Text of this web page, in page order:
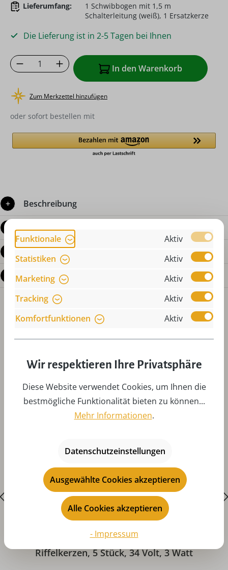
Lieferumfang:
1 Schwibbogen mit 1,5 m
Schalterleitung (weiß), 1 Ersatzkerze
Die Lieferung ist in 2-5 Tagen bei Ihnen
Produkt Anzahl: Gib den gewünschten
In den Warenkorb
Zum Merkzettel hinzufügen
oder sofort bestellen mit
Beschreibung
Produktdetails
Bewertungen
Fragen zum Produkt
Riffelkerzen, 5 Stück, 34 Volt, 3 Watt
Funktionale
Aktiv
Statistiken
Aktiv
Marketing
Aktiv
Tracking
Aktiv
Komfortfunktionen
Aktiv
Wir respektieren Ihre Privatsphäre
Diese Website verwendet Cookies, um Ihnen die
bestmögliche Funktionalität bieten zu können...
Mehr Informationen.
Datenschutzeinstellungen
Ausgewählte Cookies akzeptieren
Alle Cookies akzeptieren
- Impressum